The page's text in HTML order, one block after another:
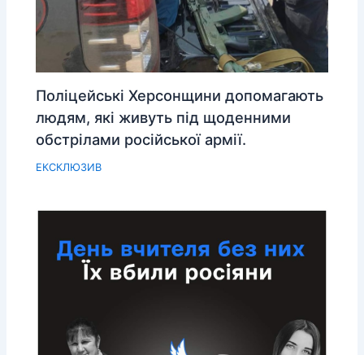
Поліцейські Херсонщини допомагають
людям, які живуть під щоденними
обстрілами російської армії.
ЕКСКЛЮЗИВ